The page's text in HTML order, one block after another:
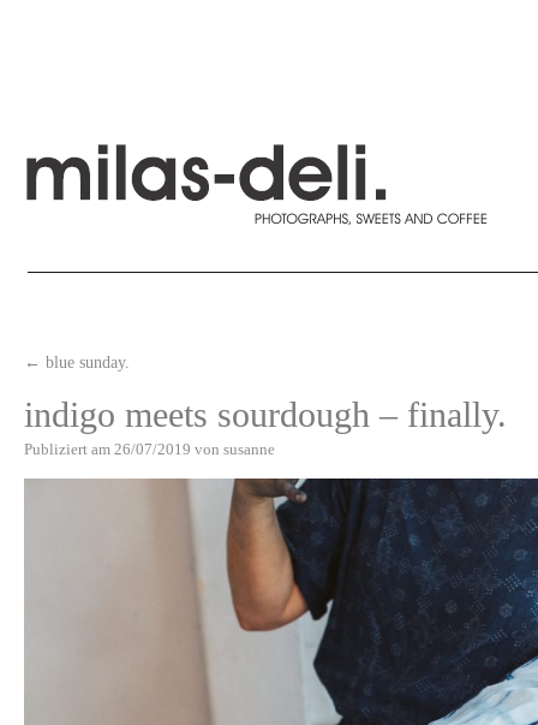
← blue sunday.
indigo meets sourdough – finally.
Publiziert am 26/07/2019 von susanne